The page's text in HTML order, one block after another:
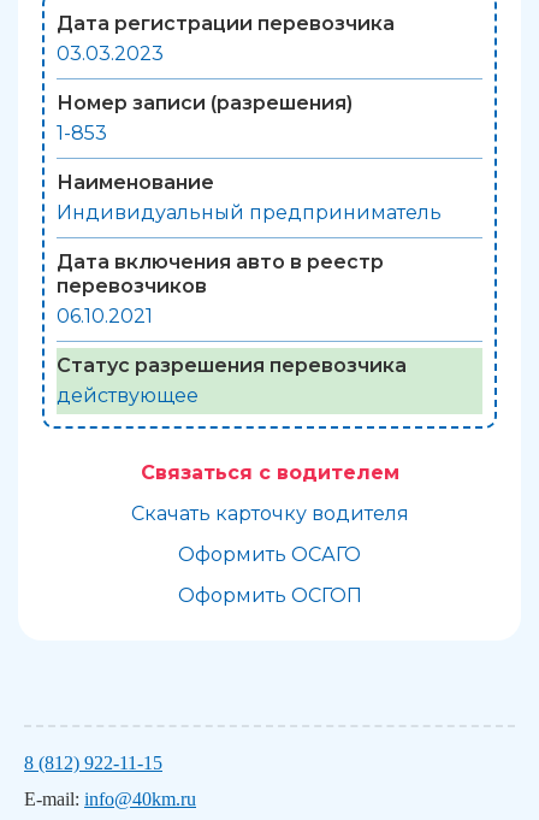
Дата регистрации перевозчика
03.03.2023
Номер записи (разрешения)
1-853
Наименование
Индивидуальный предприниматель
Дата включения авто в реестр
перевозчиков
06.10.2021
Статус разрешения перевозчика
действующее
Связаться с водителем
Скачать карточку водителя
Оформить ОСАГО
Оформить ОСГОП
8 (812) 922-11-15
E-mail: info@40km.ru